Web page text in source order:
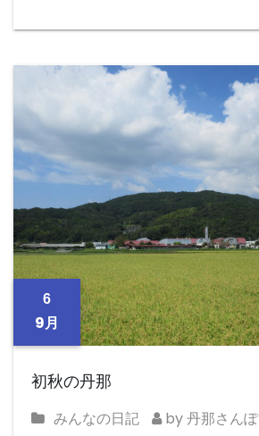
c
e
b
o
o
k
st
o
d
o
n
ai
l
6
9月
初秋の丹那
みんなの日記
by 丹那さんぽ